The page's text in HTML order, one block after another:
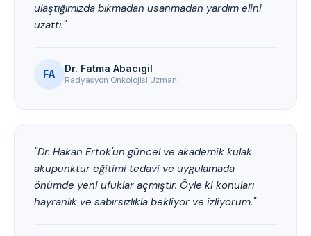
ulaştığımızda bıkmadan usanmadan yardım elini
uzattı."
FA Dr. Fatma Abacıgil
Radyasyon Onkolojisi Uzmanı
"Dr. Hakan Ertok'un güncel ve akademik kulak
akupunktur eğitimi tedavi ve uygulamada
önümde yeni ufuklar açmıştır. Öyle ki konuları
hayranlık ve sabırsızlıkla bekliyor ve izliyorum."